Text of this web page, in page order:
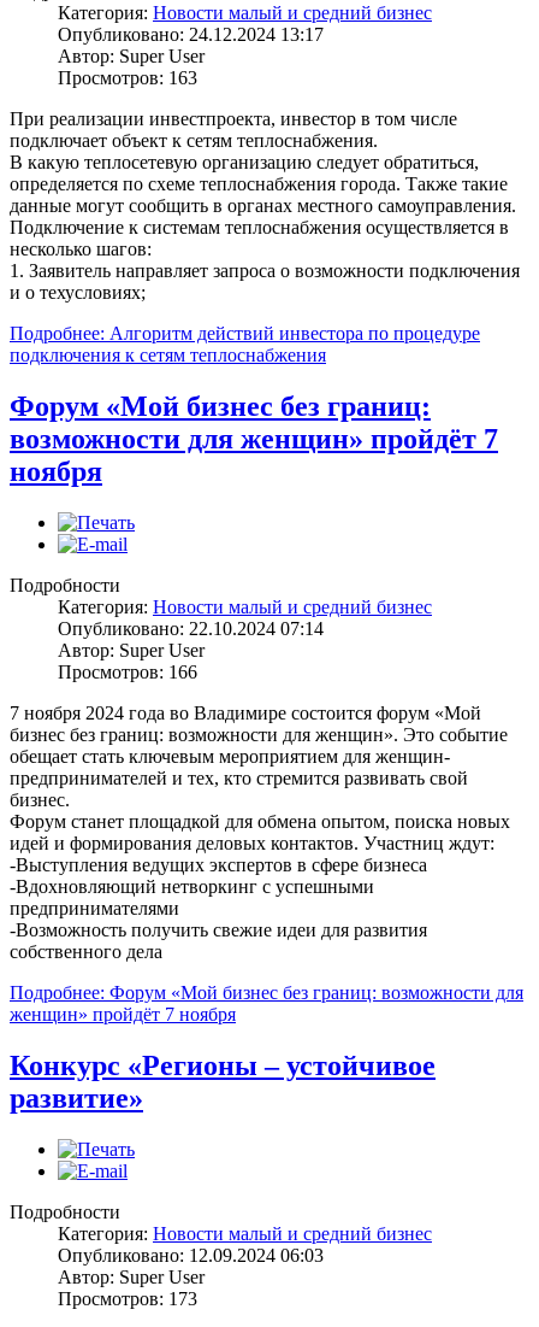
Категория: Новости малый и средний бизнес
Опубликовано: 24.12.2024 13:17
Автор: Super User
Просмотров: 163
При реализации инвестпроекта, инвестор в том числе
подключает объект к сетям теплоснабжения.
В какую теплосетевую организацию следует обратиться,
определяется по схеме теплоснабжения города. Также такие
данные могут сообщить в органах местного самоуправления.
Подключение к системам теплоснабжения осуществляется в
несколько шагов:
1. Заявитель направляет запроса о возможности подключения
и о техусловиях;
Подробнее: Алгоритм действий инвестора по процедуре
подключения к сетям теплоснабжения
Форум «Мой бизнес без границ:
возможности для женщин» пройдёт 7
ноября
Подробности
Категория: Новости малый и средний бизнес
Опубликовано: 22.10.2024 07:14
Автор: Super User
Просмотров: 166
7 ноября 2024 года во Владимире состоится форум «Мой
бизнес без границ: возможности для женщин». Это событие
обещает стать ключевым мероприятием для женщин-
предпринимателей и тех, кто стремится развивать свой
бизнес.
Форум станет площадкой для обмена опытом, поиска новых
идей и формирования деловых контактов. Участниц ждут:
-Выступления ведущих экспертов в сфере бизнеса
-Вдохновляющий нетворкинг с успешными
предпринимателями
-Возможность получить свежие идеи для развития
собственного дела
Подробнее: Форум «Мой бизнес без границ: возможности для
женщин» пройдёт 7 ноября
Конкурс «Регионы – устойчивое
развитие»
Подробности
Категория: Новости малый и средний бизнес
Опубликовано: 12.09.2024 06:03
Автор: Super User
Просмотров: 173